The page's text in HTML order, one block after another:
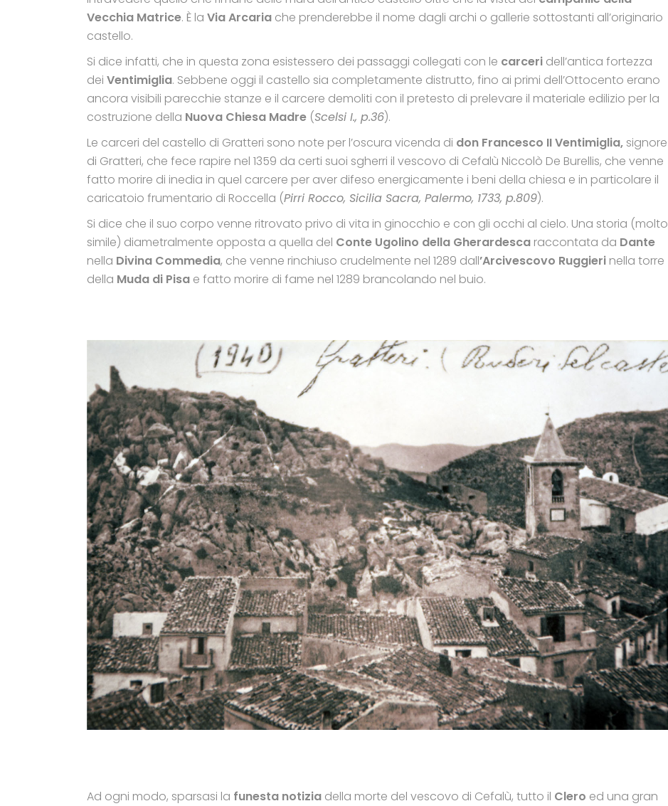
Vecchia Matrice. È la Via Arcaria che prenderebbe il nome dagli archi o gallerie sottostanti all’originario
castello.
Si dice infatti, che in questa zona esistessero dei passaggi collegati con le carceri dell’antica fortezza
dei Ventimiglia. Sebbene oggi il castello sia completamente distrutto, fino ai primi dell’Ottocento erano
ancora visibili parecchie stanze e il carcere demoliti con il pretesto di prelevare il materiale edilizio per la
costruzione della Nuova Chiesa Madre (Scelsi I., p.36).
Le carceri del castello di Gratteri sono note per l’oscura vicenda di don Francesco II Ventimiglia, signore
di Gratteri, che fece rapire nel 1359 da certi suoi sgherri il vescovo di Cefalù Niccolò De Burellis, che venne
fatto morire di inedia in quel carcere per aver difeso energicamente i beni della chiesa e in particolare il
caricatoio frumentario di Roccella (Pirri Rocco, Sicilia Sacra, Palermo, 1733, p.809).
Si dice che il suo corpo venne ritrovato privo di vita in ginocchio e con gli occhi al cielo. Una storia (molto
simile) diametralmente opposta a quella del Conte Ugolino della Gherardesca raccontata da Dante
nella Divina Commedia, che venne rinchiuso crudelmente nel 1289 dall’Arcivescovo Ruggieri nella torre
della Muda di Pisa e fatto morire di fame nel 1289 brancolando nel buio.
Ad ogni modo, sparsasi la funesta notizia della morte del vescovo di Cefalù, tutto il Clero ed una gran